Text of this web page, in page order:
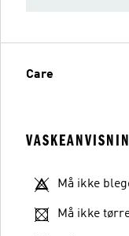
Care
Må ikke
Må ikke